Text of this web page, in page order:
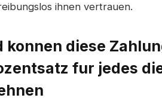
ihnen vertrauen.
konnen diese
fur jedes